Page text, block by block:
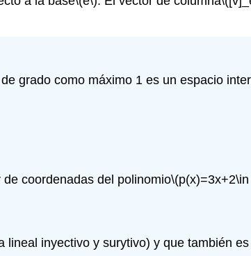
de grado como máximo 1 es un espacio
de coordenadas del polinomio
lineal inyectivo y surytivo) y que también